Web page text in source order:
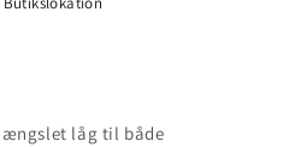
låg til både